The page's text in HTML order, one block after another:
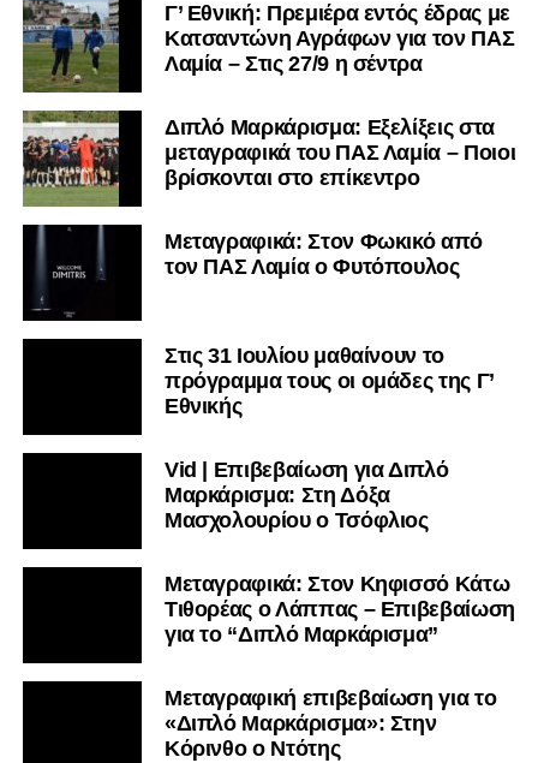
Γ’ Εθνική: Πρεμιέρα εντός έδρας με
Κατσαντώνη Αγράφων για τον ΠΑΣ
Λαμία – Στις 27/9 η σέντρα
Διπλό Μαρκάρισμα: Εξελίξεις στα
μεταγραφικά του ΠΑΣ Λαμία – Ποιοι
βρίσκονται στο επίκεντρο
Μεταγραφικά: Στον Φωκικό από
τον ΠΑΣ Λαμία ο Φυτόπουλος
Στις 31 Ιουλίου μαθαίνουν το
πρόγραμμα τους οι ομάδες της Γ’
Εθνικής
Vid | Επιβεβαίωση για Διπλό
Μαρκάρισμα: Στη Δόξα
Μασχολουρίου ο Τσόφλιος
Μεταγραφικά: Στον Κηφισσό Κάτω
Τιθορέας ο Λάππας – Επιβεβαίωση
για το “Διπλό Μαρκάρισμα”
Μεταγραφική επιβεβαίωση για το
«Διπλό Μαρκάρισμα»: Στην
Κόρινθο ο Ντότης